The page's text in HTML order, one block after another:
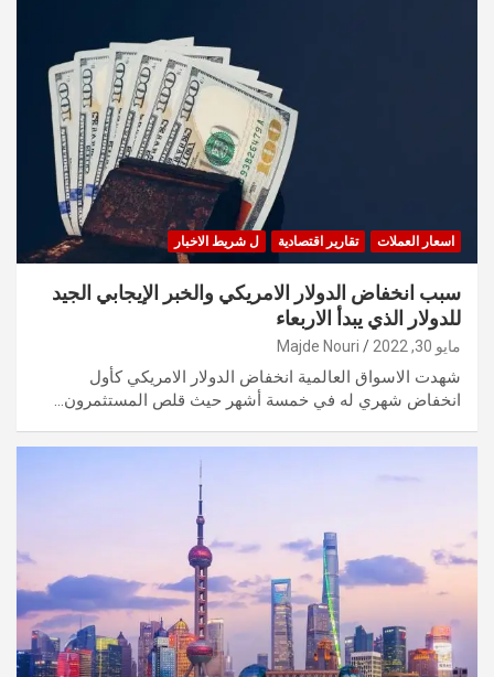
اسعار العملات تقارير اقتصادية ل شريط الاخبار
سبب انخفاض الدولار الامريكي والخبر الإيجابي الجيد
للدولار الذي يبدأ الاربعاء
مايو 30, 2022 Majde Nouri
شهدت الاسواق العالمية انخفاض الدولار الامريكي كأول
انخفاض شهري له في خمسة أشهر حيث قلص المستثمرون…